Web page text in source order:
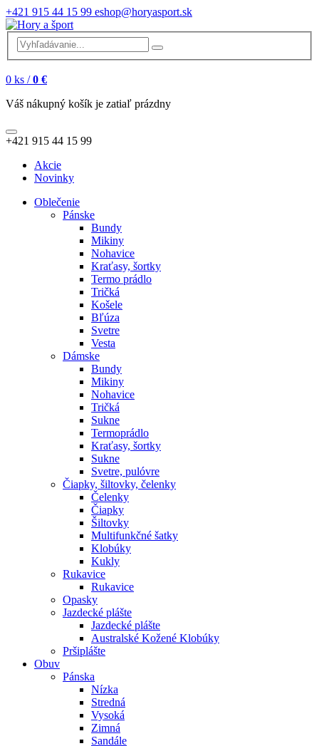
+421 915 44 15 99 eshop@horyasport.sk
0 ks / 0 €
Váš nákupný košík je zatiaľ prázdny
+421 915 44 15 99
Akcie
Novinky
Oblečenie
Pánske
Bundy
Mikiny
Nohavice
Kraťasy, šortky
Termo prádlo
Tričká
Košele
Bľúza
Svetre
Vesta
Dámske
Bundy
Mikiny
Nohavice
Tričká
Sukne
Termoprádlo
Kraťasy, šortky
Sukne
Svetre, pulóvre
Čiapky, šiltovky, čelenky
Čelenky
Čiapky
Šiltovky
Multifunkčné šatky
Klobúky
Kukly
Rukavice
Rukavice
Opasky
Jazdecké plášte
Jazdecké plášte
Australské Kožené Klobúky
Pršiplášte
Obuv
Pánska
Nízka
Stredná
Vysoká
Zimná
Sandále